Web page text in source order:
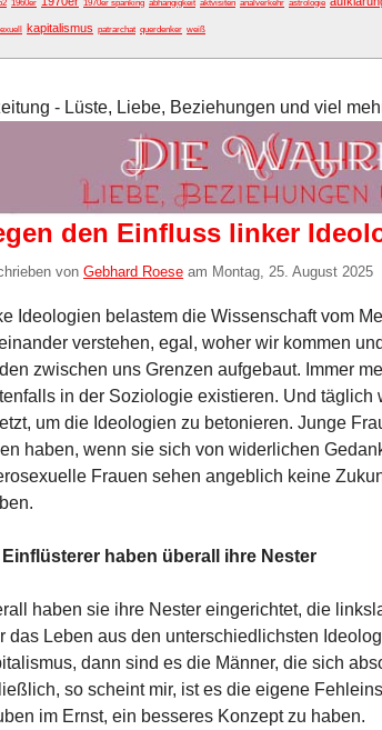
1960er 1970er spanking abhängigkeit aktvisiten analverkehr astrologie
kapitalismus patrarchat querdenker weiß
- Lüste, Liebe, Beziehungen und viel
den Einfluss linker
von Gebhard Roese am Montag, 25. August 2025
Ideologien belastem die Wissenschaft vom
verstehen, egal, woher wir kommen
zwischen uns Grenzen aufgebaut. Immer
in der Soziologie existieren. Und
um die Ideologien zu betonieren. Junge
haben, wenn sie sich von widerlichen
Frauen sehen angeblich keine
Einflüsterer haben überall ihre Nester
haben sie ihre Nester eingerichtet, die
das Leben aus den unterschiedlichsten
dann sind es die Männer, die sich
so scheint mir, ist es die eigene
im Ernst, ein besseres Konzept zu haben.